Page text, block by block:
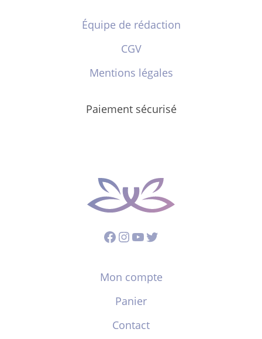
Équipe de rédaction
CGV
Mentions légales
Paiement sécurisé
Facebook
Instagram
YouTube
Twitter
Mon compte
Panier
Contact